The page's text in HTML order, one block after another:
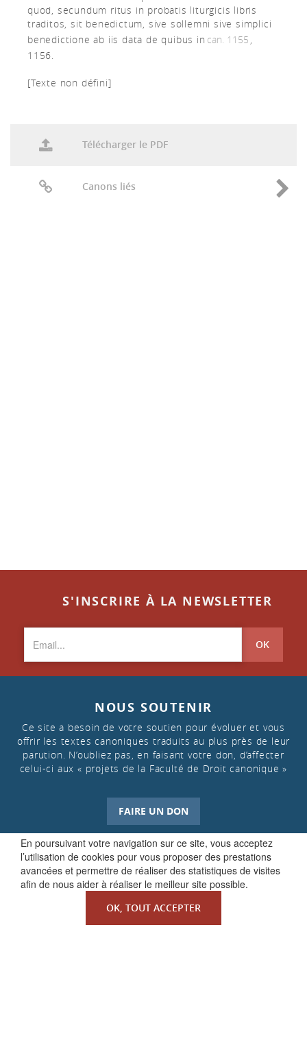
En poursuivant votre navigation sur ce site, vous acceptez
l’utilisation de cookies pour vous proposer des prestations
avancées et permettre de réaliser des statistiques de visites
afin de nous aider à réaliser le meilleur site possible.
OK, TOUT ACCEPTER
quod, secundum ritus in probatis liturgicis libris
traditos, sit benedictum, sive sollemni sive simplici
benedictione ab iis data de quibus in can. 1155 ,
1156.
[Texte non défini]
Télécharger le PDF
Canons liés
S'INSCRIRE À LA NEWSLETTER
OK
NOUS SOUTENIR
Ce site a besoin de votre soutien pour évoluer et vous
offrir les textes canoniques traduits au plus près de leur
parution. N’oubliez pas, en faisant votre don, d’affecter
celui-ci aux « projets de la Faculté de Droit canonique »
FAIRE UN DON